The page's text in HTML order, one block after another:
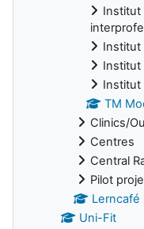
Institut
Institut
Institut
Institut
TM
Clinics/
Centres
Central
Pilot
Lerncafé
Uni-Fit